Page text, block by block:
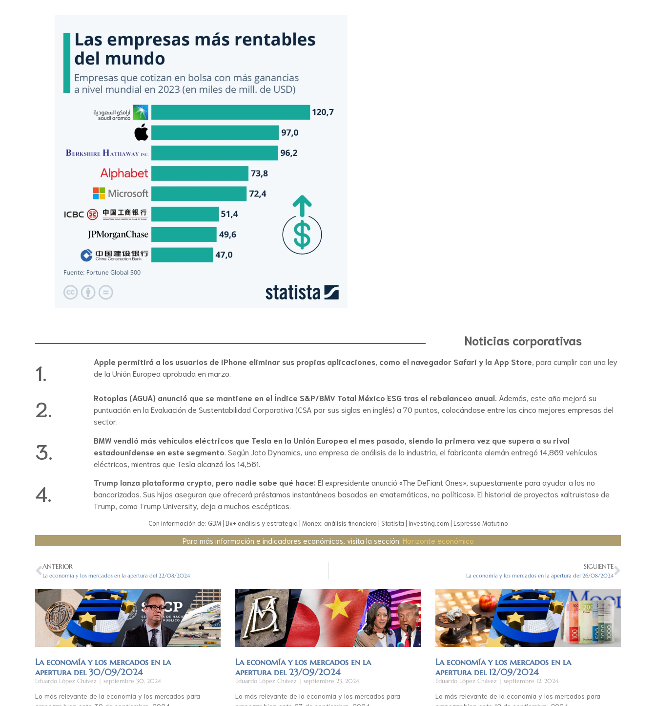
Noticias corporativas
1. Apple permitirá a los usuarios de iPhone eliminar sus propias aplicaciones, como el navegador Safari y la App Store, para cumplir con una ley
de la Unión Europea aprobada en marzo.
2. Rotoplas (AGUA) anunció que se mantiene en el Índice S&P/BMV Total México ESG tras el rebalanceo anual. Además, este año mejoró su
puntuación en la Evaluación de Sustentabilidad Corporativa (CSA por sus siglas en inglés) a 70 puntos, colocándose entre las cinco mejores empresas del
sector.
3.
BMW vendió más vehículos eléctricos que Tesla en la Unión Europea el mes pasado, siendo la primera vez que supera a su rival
estadounidense en este segmento . Según Jato Dynamics, una empresa de análisis de la industria, el fabricante alemán entregó 14,869 vehículos
eléctricos, mientras que Tesla alcanzó los 14,561.
4. Trump lanza plataforma crypto, pero nadie sabe qué hace: El expresidente anunció «The DeFiant Ones», supuestamente para ayudar a los no
bancarizados. Sus hijos aseguran que ofrecerá préstamos instantáneos basados en «matemáticas, no políticas». El historial de proyectos «altruistas» de
Trump, como Trump University, deja a muchos escépticos.
Con información de: GBM | Bx+ análisis y estrategia | Monex: análisis financiero | Statista | Investing.com | Espresso Matutino
Para más información e indicadores económicos, visita la sección: Horizonte económico
ANTERIOR
La economía y los mercados en la apertura del 22/08/2024
SIGUIENTE
La economía y los mercados en la apertura del 26/08/2024
La economía y los mercados en la
apertura del 30/09/2024
Eduardo López Chávez septiembre 30, 2024
Lo más relevante de la economía y los mercados para
La economía y los mercados en la
apertura del 23/09/2024
Eduardo López Chávez septiembre 23, 2024
Lo más relevante de la economía y los mercados para
La economía y los mercados en la
apertura del 12/09/2024
Eduardo López Chávez septiembre 12, 2024
Lo más relevante de la economía y los mercados para